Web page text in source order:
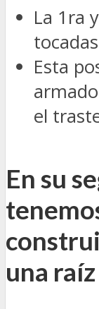
La 1ra
tocadas
Esta
el
En su
una